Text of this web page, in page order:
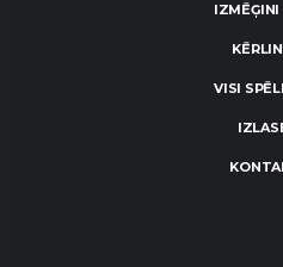
IZMĒĢINI
VISI